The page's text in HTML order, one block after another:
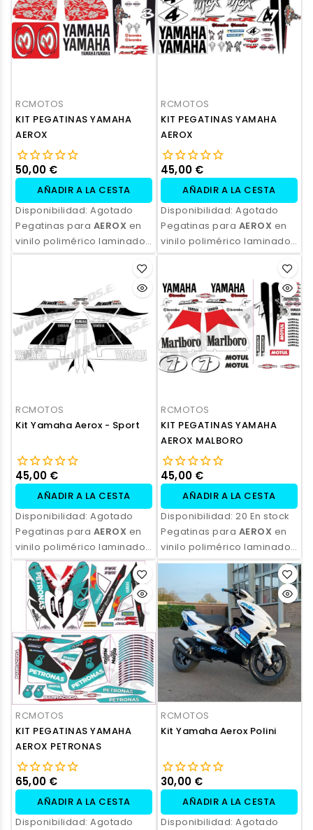
personalización.
personalización.
RCMOTOS
KIT PEGATINAS YAMAHA
AEROX
50,00 €
AÑADIR A LA CESTA
Disponibilidad: Agotado
Pegatinas para AEROX en
vinilo polimérico laminado,
impresas con tinta
resistencia, acabado
profesional y opción de
personalización.
RCMOTOS
KIT PEGATINAS YAMAHA
AEROX
45,00 €
AÑADIR A LA CESTA
Disponibilidad: Agotado
Pegatinas para AEROX en
vinilo polimérico laminado,
impresas con tinta
resistencia, acabado
profesional y opción de
personalización.
RCMOTOS
Kit Yamaha Aerox - Sport
45,00 €
AÑADIR A LA CESTA
Disponibilidad: Agotado
Pegatinas para AEROX en
vinilo polimérico laminado,
impresas con tinta
ecosolvente. Alta
resistencia, acabado
profesional y opción de
personalización.
RCMOTOS
KIT PEGATINAS YAMAHA
AEROX MALBORO
45,00 €
AÑADIR A LA CESTA
Disponibilidad: 20 En stock
Pegatinas para AEROX en
vinilo polimérico laminado,
impresas con tinta
ecosolvente. Alta
resistencia, acabado
profesional y opción de
personalización.
RCMOTOS
KIT PEGATINAS YAMAHA
AEROX PETRONAS
65,00 €
AÑADIR A LA CESTA
Disponibilidad: Agotado
RCMOTOS
Kit Yamaha Aerox Polini
30,00 €
AÑADIR A LA CESTA
Disponibilidad: Agotado